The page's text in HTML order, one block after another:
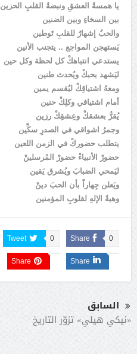
يا همسةُ العشقِ ونبضةُ القلبِ الحزين
بين السخاءِ وبين الضنين
والحبُ إشهارٌ للقلبِ تَوطين
يَستهجن المواجع .. يتجنب الأنين
يستدعي انتباهكْ كل لحظة وكل حين
ليَشهد بحبكْ ويُحدث طنين
ومعهُ اشتياقِكْ ليُقسم يمين
أمام اشتياقي وكلِكْ حنين
يُقرُّ بعشقكْ وعِشقِكْ رزين
وجمرُ اشواقي في الصدرِ سكِّين
يتطلب حضوركْ في الزمن اللعين
حضورْ الأنبياءْ حضورْ المُرسلينْ
ليَمحي الضبابَ ويُشرق يَقين
ويَعلن جِهاراً بأن الحبَ دينْ
وهبةُ الإلهِ لقلوبِ المؤمنين
Share 0
Tweet 0
Share
Share
السابق
«نيكي هيلي» تزوّر التاريخ